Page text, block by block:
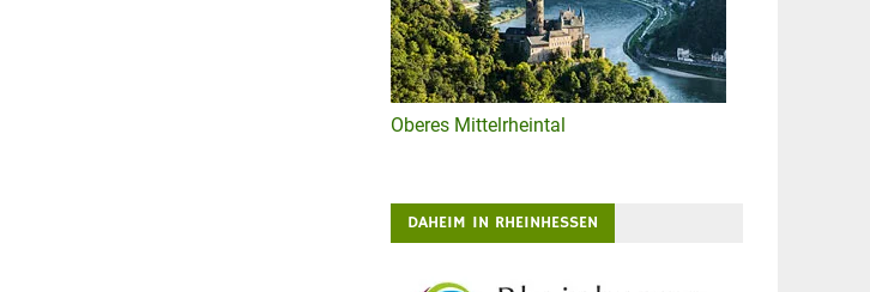
Oberes Mittelrheintal
DAHEIM IN RHEINHESSEN